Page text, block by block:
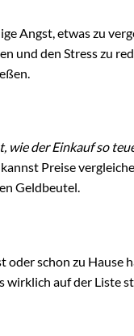
Angst, etwas zu
und den Stress zu
wie der Einkauf so
Preise
Geldbeutel.
oder schon zu Hause
wirklich auf der Liste